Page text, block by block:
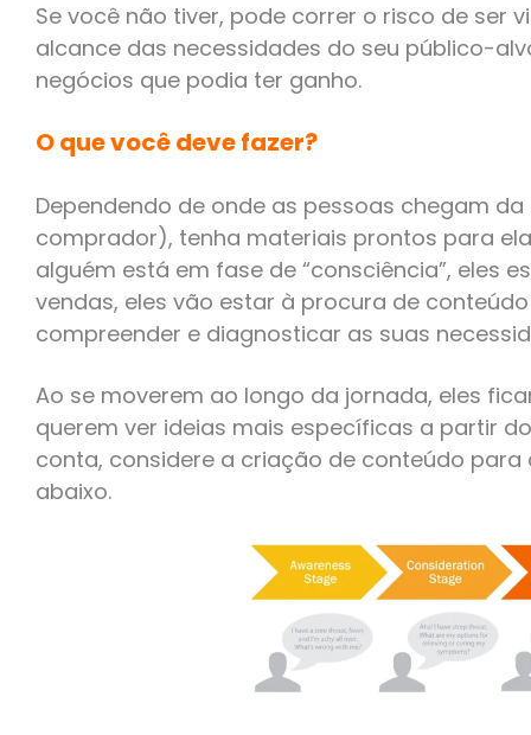
Se você não tiver, pode correr o risco de ser
alcance das necessidades do seu público-
negócios que podia ter ganho.
O que você deve fazer?
Dependendo de onde as pessoas chegam da
comprador), tenha materiais prontos para
alguém está em fase de “consciência”, eles
vendas, eles vão estar à procura de
compreender e diagnosticar as suas
Ao se moverem ao longo da jornada, eles
querem ver ideias mais específicas a partir
conta, considere a criação de conteúdo
abaixo.